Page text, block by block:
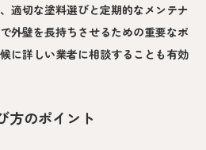
適切な塗料選びと定期的なメンテナ
外壁を長持ちさせるための重要なポ
に詳しい業者に相談することも有効
方のポイント